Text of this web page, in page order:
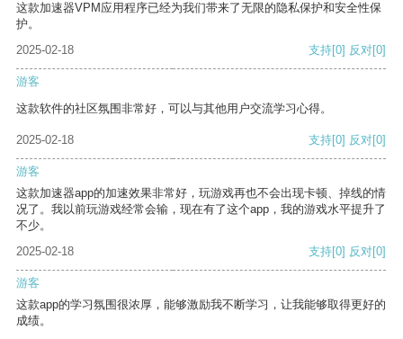
这款加速器VPM应用程序已经为我们带来了无限的隐私保护和安全性保
护。
2025-02-18
支持[0] 反对[0]
游客
这款软件的社区氛围非常好，可以与其他用户交流学习心得。
2025-02-18 支持[0] 反对[0]
游客
这款加速器app的加速效果非常好，玩游戏再也不会出现卡顿、掉线的情
况了。我以前玩游戏经常会输，现在有了这个app，我的游戏水平提升了
不少。
2025-02-18
支持[0] 反对[0]
游客
这款app的学习氛围很浓厚，能够激励我不断学习，让我能够取得更好的
成绩。